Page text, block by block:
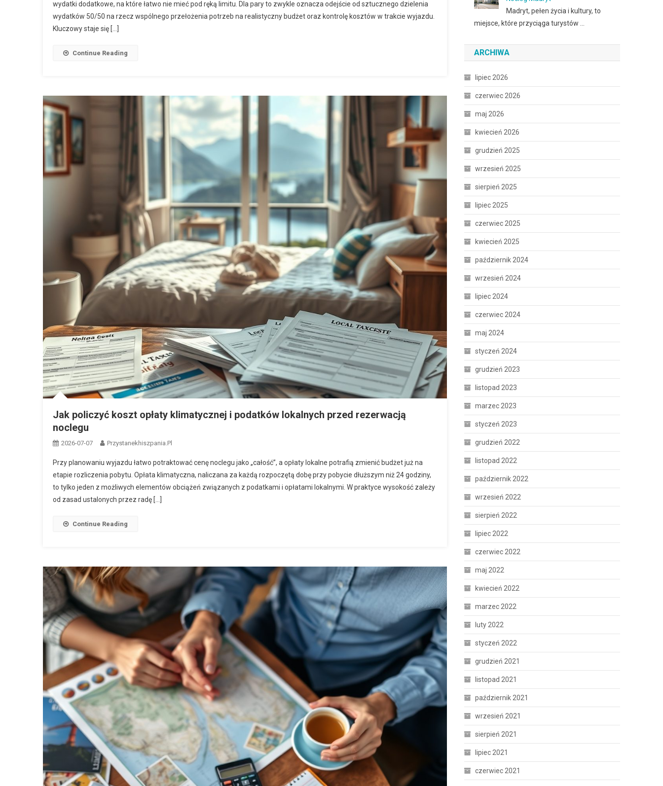
wydatki dodatkowe, na które łatwo nie mieć pod ręką limitu. Dla pary to zwykle oznacza odejście od sztucznego dzielenia
wydatków 50/50 na rzecz wspólnego przełożenia potrzeb na realistyczny budżet oraz kontrolę kosztów w trakcie wyjazdu.
Kluczowy staje się […]
Continue Reading
Jak policzyć koszt opłaty klimatycznej i podatków lokalnych przed rezerwacją
noclegu
2026-07-07 Przystanekhiszpania.pl
Przy planowaniu wyjazdu łatwo potraktować cenę noclegu jako „całość”, a opłaty lokalne potrafią zmienić budżet już na
etapie rozliczenia pobytu. Opłata klimatyczna, naliczana za każdą rozpoczętą dobę przy pobycie dłuższym niż 24 godziny,
to tylko jeden z możliwych elementów obciążeń związanych z podatkami i opłatami lokalnymi. W praktyce wysokość zależy
od zasad ustalonych przez radę […]
Continue Reading
Madryt, pełen życia i kultury, to
miejsce, które przyciąga turystów …
ARCHIWA
lipiec 2026
czerwiec 2026
maj 2026
kwiecień 2026
grudzień 2025
wrzesień 2025
sierpień 2025
lipiec 2025
czerwiec 2025
kwiecień 2025
październik 2024
wrzesień 2024
lipiec 2024
czerwiec 2024
maj 2024
styczeń 2024
grudzień 2023
listopad 2023
marzec 2023
styczeń 2023
grudzień 2022
listopad 2022
październik 2022
wrzesień 2022
sierpień 2022
lipiec 2022
czerwiec 2022
maj 2022
kwiecień 2022
marzec 2022
luty 2022
styczeń 2022
grudzień 2021
listopad 2021
październik 2021
wrzesień 2021
sierpień 2021
lipiec 2021
czerwiec 2021